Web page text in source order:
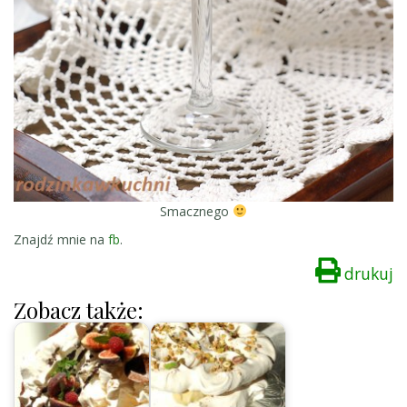
Smacznego
Znajdź mnie na fb.
drukuj
Zobacz także: